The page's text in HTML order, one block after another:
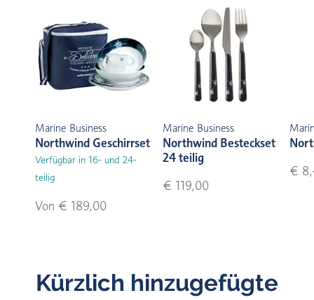
Marine Business
Northwind Geschirrset
Verfügbar in 16- und 24-
teilig
Von € 189,00
Marine Business
Northwind Besteckset
24 teilig
€ 119,00
€
Kürzlich hinzugefügte